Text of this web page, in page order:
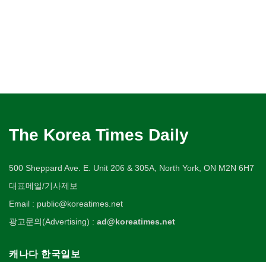
The Korea Times Daily
500 Sheppard Ave. E. Unit 206 & 305A, North York, ON M2N 6H7
대표메일/기사제보
Email : public@koreatimes.net
광고문의(Advertising) : ad@koreatimes.net
캐나다 한국일보